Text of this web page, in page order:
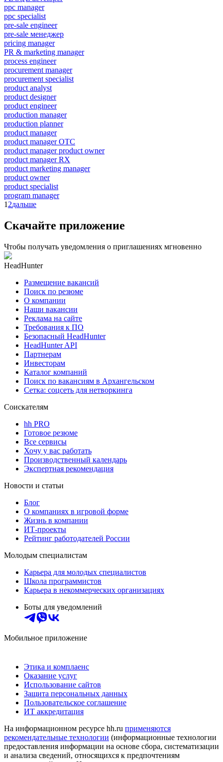
ppc manager
ppc specialist
pre-sale engineer
pre-sale менеджер
pricing manager
PR & marketing manager
process engineer
procurement manager
procurement specialist
product analyst
product designer
product engineer
production manager
production planner
product manager
product manager OTC
product manager product owner
product manager RX
product marketing manager
product owner
product specialist
program manager
1 2дальше
Скачайте приложение
Чтобы получать уведомления о приглашениях мгновенно
HeadHunter
Размещение вакансий
Поиск по резюме
О компании
Наши вакансии
Реклама на сайте
Требования к ПО
Безопасный HeadHunter
HeadHunter API
Партнерам
Инвесторам
Каталог компаний
Поиск по вакансиям в Архангельском
Сетка: соцсеть для нетворкинга
Соискателям
hh PRO
Готовое резюме
Все сервисы
Хочу у вас работать
Производственный календарь
Экспертная рекомендация
Новости и статьи
Блог
О компаниях в игровой форме
Жизнь в компании
ИТ-проекты
Рейтинг работодателей России
Молодым специалистам
Карьера для молодых специалистов
Школа программистов
Карьера в некоммерческих организациях
Боты для уведомлений
Мобильное приложение
Этика и комплаенс
Оказание услуг
Использование сайтов
Защита персональных данных
Пользовательское соглашение
ИТ аккредитация
На информационном ресурсе hh.ru применяются
рекомендательные технологии (информационные технологии
предоставления информации на основе сбора, систематизации
и анализа сведений, относящихся к предпочтениям